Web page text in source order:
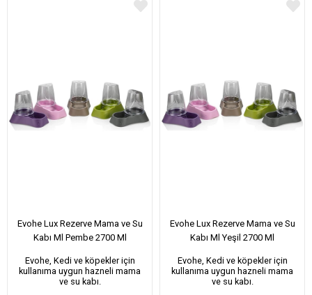
Evohe Lux Rezerve Mama ve Su
Kabı Ml Pembe 2700 Ml
Evohe, Kedi ve köpekler için
kullanıma uygun hazneli mama
ve su kabı.
Evohe Lux Rezerve Mama ve Su
Kabı Ml Yeşil 2700 Ml
Evohe, Kedi ve köpekler için
kullanıma uygun hazneli mama
ve su kabı.